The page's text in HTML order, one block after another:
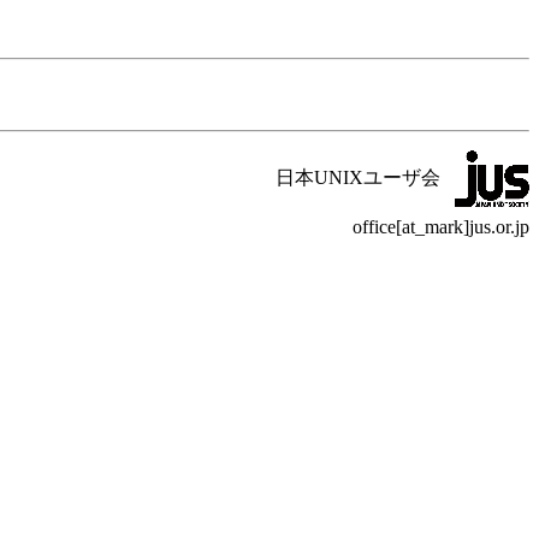
日本UNIXユーザ会
office[at_mark]jus.or.jp